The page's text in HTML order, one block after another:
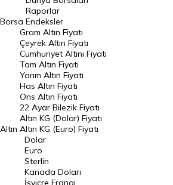
Dünya Borsaları
Raporlar
Endeksler
DÖVİZ
Döviz Kuru
Dolar Kuru
Euro Kuru
Pound Kuru
Frank Kuru
Borsa
Raporlar
Endeksler
Altın
Gram Altın Fiyatı
Çeyrek Altın Fiyatı
Cumhuriyet Altını Fiyatı
Tam Altın Fiyatı
Yarım Altın Fiyatı
Has Altın Fiyatı
Ons Altın Fiyatı
22 Ayar Bilezik Fiyatı
Altın KG (Dolar) Fiyatı
Altın KG (Euro) Fiyatı
Dolar
Euro
Sterlin
Kanada Doları
İsviçre Frangı